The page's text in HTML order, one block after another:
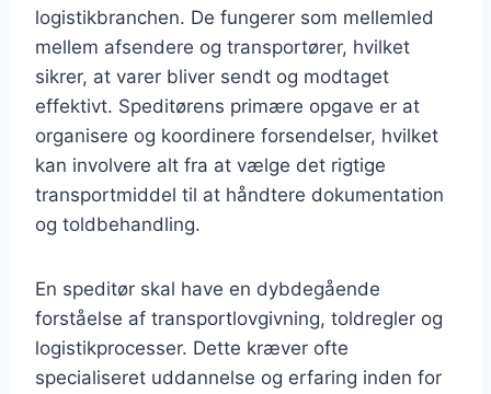
logistikbranchen. De fungerer som mellemled
mellem afsendere og transportører, hvilket
sikrer, at varer bliver sendt og modtaget
effektivt. Speditørens primære opgave er at
organisere og koordinere forsendelser, hvilket
kan involvere alt fra at vælge det rigtige
transportmiddel til at håndtere dokumentation
og toldbehandling.
En speditør skal have en dybdegående
forståelse af transportlovgivning, toldregler og
logistikprocesser. Dette kræver ofte
specialiseret uddannelse og erfaring inden for